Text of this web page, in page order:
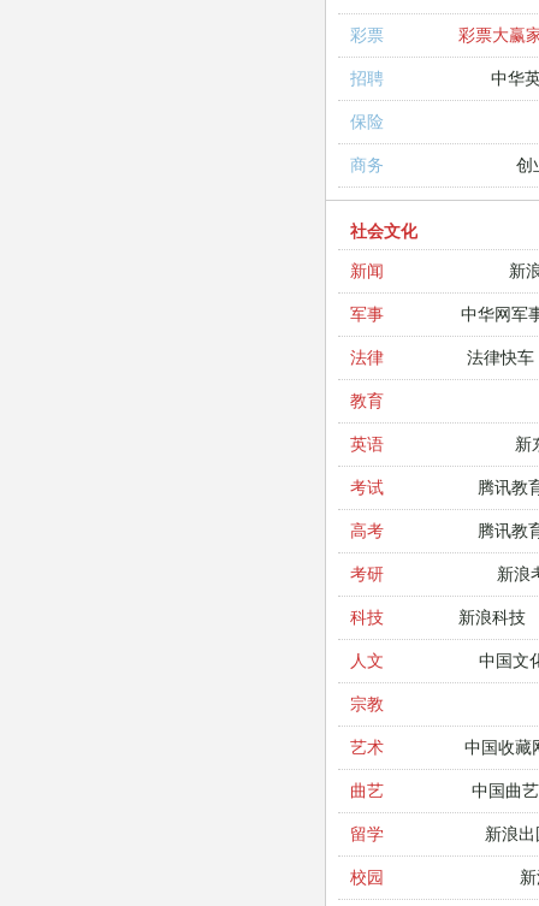
彩票 彩票大赢
招聘 中华
保险
商务 创
社会文化
新闻
新
军事 中华网军
法律 法律快车
教育
英语 新
考试 腾讯教
高考 腾讯教
考研 新浪
科技 新浪科技
人文 中国文
宗教
艺术 中国收藏
曲艺 中国曲
留学 新浪
校园